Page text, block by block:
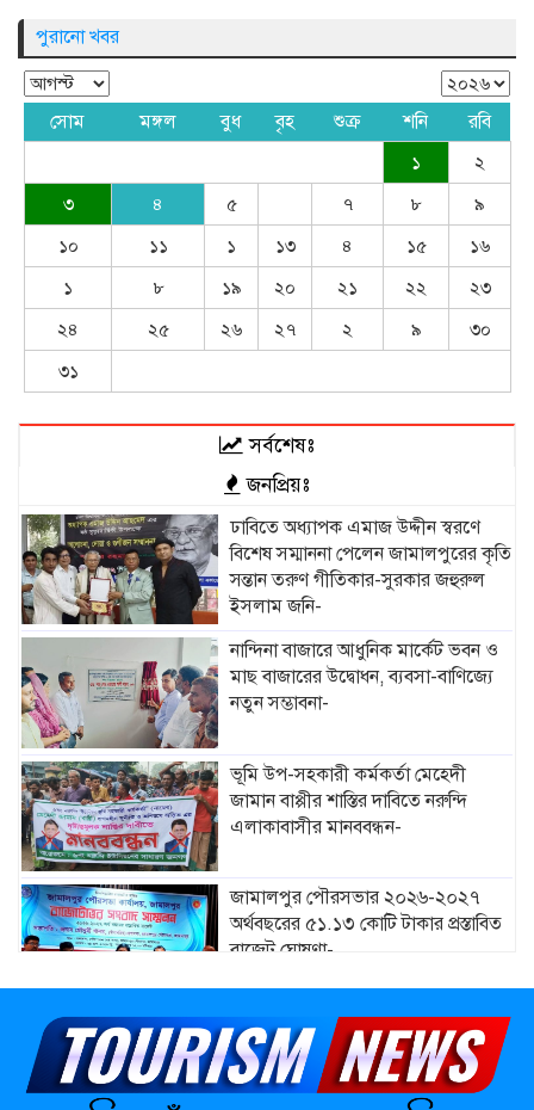
পুরানো খবর
সোম মঙ্গল বুধ বৃহ শুক্র শনি রবি
১
২
৩
৪ ৫ ৭ ৮
৯
১০
১১ ১ ১৩ ৪ ১৫
১৬
১
৮ ১৯ ২০ ২১ ২২
২৩
২৪
২৫ ২৬ ২৭ ২ ৯
৩০
৩১
সর্বশেষঃ
জনপ্রিয়ঃ
ঢাবিতে অধ্যাপক এমাজ উদ্দীন স্বরণে
বিশেষ সম্মাননা পেলেন জামালপুরের কৃতি
সন্তান তরুণ গীতিকার-সুরকার জহুরুল
ইসলাম জনি-
নান্দিনা বাজারে আধুনিক মার্কেট ভবন ও
মাছ বাজারের উদ্বোধন, ব্যবসা-বাণিজ্যে
নতুন সম্ভাবনা-
ভূমি উপ-সহকারী কর্মকর্তা মেহেদী
জামান বাপ্পীর শাস্তির দাবিতে নরুন্দি
এলাকাবাসীর মানববন্ধন-
জামালপুর পৌরসভার ২০২৬-২০২৭
অর্থবছরের ৫১.১৩ কোটি টাকার প্রস্তাবিত
বাজেট ঘোষণা-
মাদারগঞ্জে নারী ও শিশু সুরক্ষা বিষয়ে
সচেতনতামূলক সভা অনুষ্ঠিত-